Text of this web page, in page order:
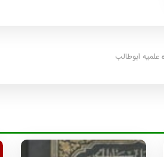
علمیه ابوطالب